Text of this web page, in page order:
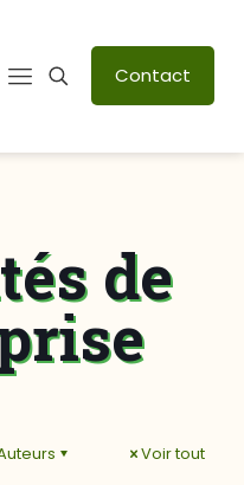
Contact
de
Voir tout